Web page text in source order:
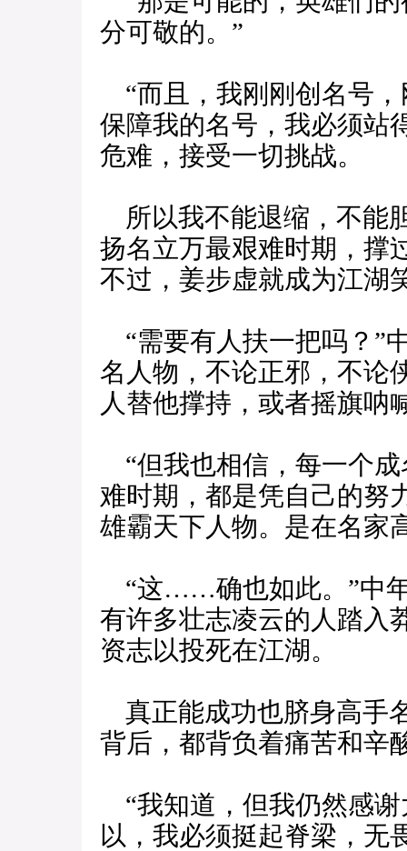
分可敬的。”
“而且，我刚刚创名号
保障我的名号，我必须站
危难，接受一切挑战。
所以我不能退缩，不能
扬名立万最艰难时期，撑
不过，姜步虚就成为江湖
“需要有人扶一把吗？”
名人物，不论正邪，不论
人替他撑持，或者摇旗呐
“但我也相信，每一个
难时期，都是凭自己的努
雄霸天下人物。是在名家
“这……确也如此。”中年
有许多壮志凌云的人踏入
资志以投死在江湖。
真正能成功也脐身高手
背后，都背负着痛苦和辛
“我知道，但我仍然感谢
以，我必须挺起脊梁，无